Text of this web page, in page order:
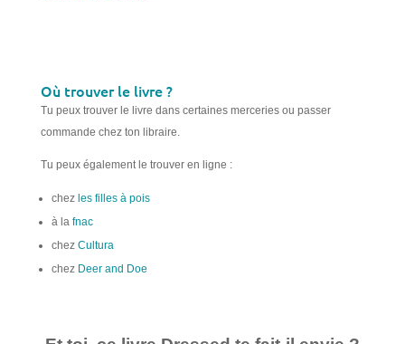
Où trouver le livre ?
Tu peux trouver le livre dans certaines merceries ou passer
commande chez ton libraire.
Tu peux également le trouver en ligne :
chez les filles à pois
à la fnac
chezCultura
chez Deer and Doe